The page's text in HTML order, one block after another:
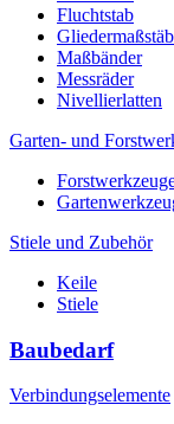
Fluchtstab
Maßbänder
Messräder
Nivellierlatten
Garten- und
Stiele und Zubehör
Keile
Stiele
Baubedarf
Verbindungselemente